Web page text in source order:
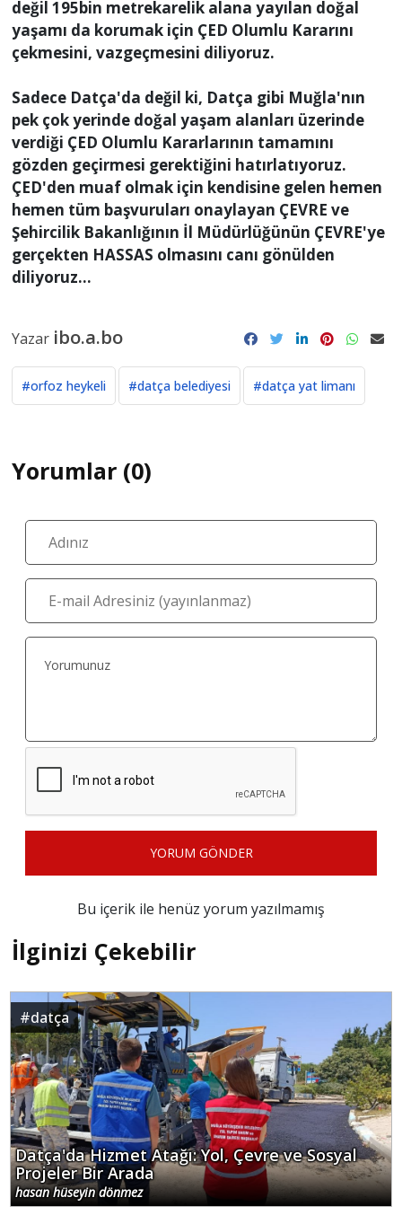
değil 195bin metrekarelik alana yayılan doğal
yaşamı da korumak için ÇED Olumlu Kararını
çekmesini, vazgeçmesini diliyoruz.
Sadece Datça'da değil ki, Datça gibi Muğla'nın
pek çok yerinde doğal yaşam alanları üzerinde
verdiği ÇED Olumlu Kararlarının tamamını
gözden geçirmesi gerektiğini hatırlatıyoruz.
ÇED'den muaf olmak için kendisine gelen hemen
hemen tüm başvuruları onaylayan ÇEVRE ve
Şehircilik Bakanlığının İl Müdürlüğünün ÇEVRE'ye
gerçekten HASSAS olmasını canı gönülden
diliyoruz...
Yazar ibo.a.bo
#orfoz heykeli #datça belediyesi #datça yat limanı
Yorumlar (0)
YORUM GÖNDER
Bu içerik ile henüz yorum yazılmamış
İlginizi Çekebilir
#datça
Datça'da Hizmet Atağı: Yol, Çevre ve Sosyal
Projeler Bir Arada
hasan hüseyin dönmez